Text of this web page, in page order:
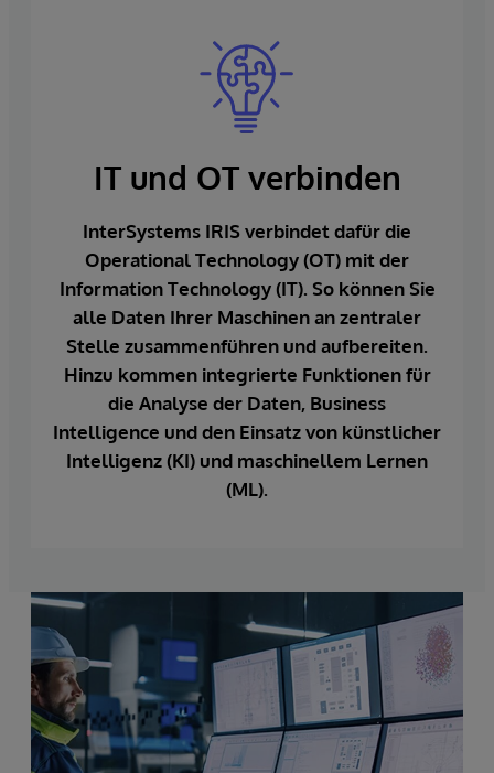
IT und OT verbinden
InterSystems IRIS verbindet dafür die
Operational Technology (OT) mit der
Information Technology (IT). So können Sie
alle Daten Ihrer Maschinen an zentraler
Stelle zusammenführen und aufbereiten.
Hinzu kommen integrierte Funktionen für
die Analyse der Daten, Business
Intelligence und den Einsatz von künstlicher
Intelligenz (KI) und maschinellem Lernen
(ML).